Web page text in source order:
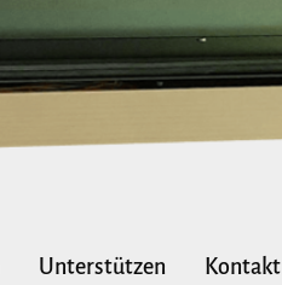
Unterstützen Kontakt